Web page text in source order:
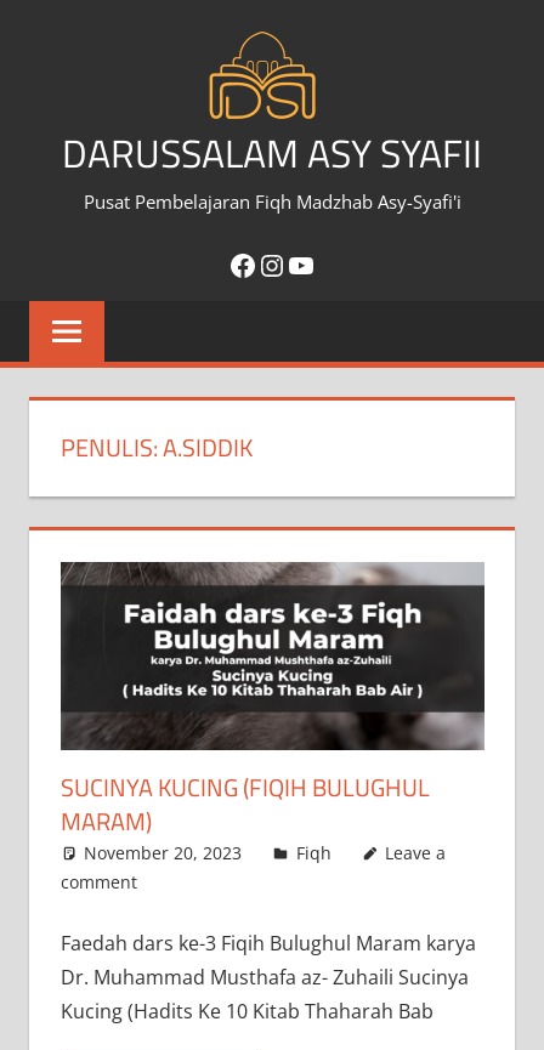
DARUSSALAM ASY SYAFII
Pusat Pembelajaran Fiqh Madzhab Asy-Syafi'i
Facebook
Instagram
YouTube
PENULIS:A.SIDDIK
SUCINYA KUCING (FIQIH BULUGHUL
MARAM)
November 20, 2023 a.siddik
Fiqh
Leave a
comment
‌Faedah dars ke-3 Fiqih Bulughul Maram karya
Dr. Muhammad Musthafa az- Zuhaili Sucinya
Kucing (Hadits Ke 10 Kitab Thaharah Bab